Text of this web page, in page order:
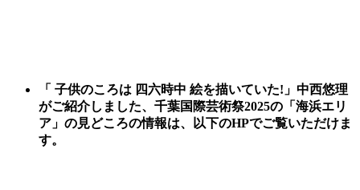
「 子供のころは 四六時中 絵を描いていた!」中西悠理
がご紹介しました、 千葉国際芸術祭2025の「海浜エリ
ア」の見どころの情報は、以下のHPでご覧いただけま
す。